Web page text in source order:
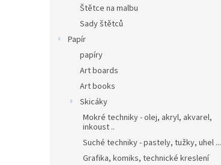
Štětce na malbu
Sady štětců
Papír
papíry
Art boards
Art books
Skicáky
Mokré techniky - olej, akryl, akvarel,
inkoust ..
Suché techniky - pastely, tužky, uhel ...
Grafika, komiks, technické kreslení